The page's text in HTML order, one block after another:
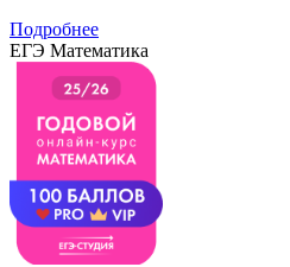
Подробнее
ЕГЭ Математика